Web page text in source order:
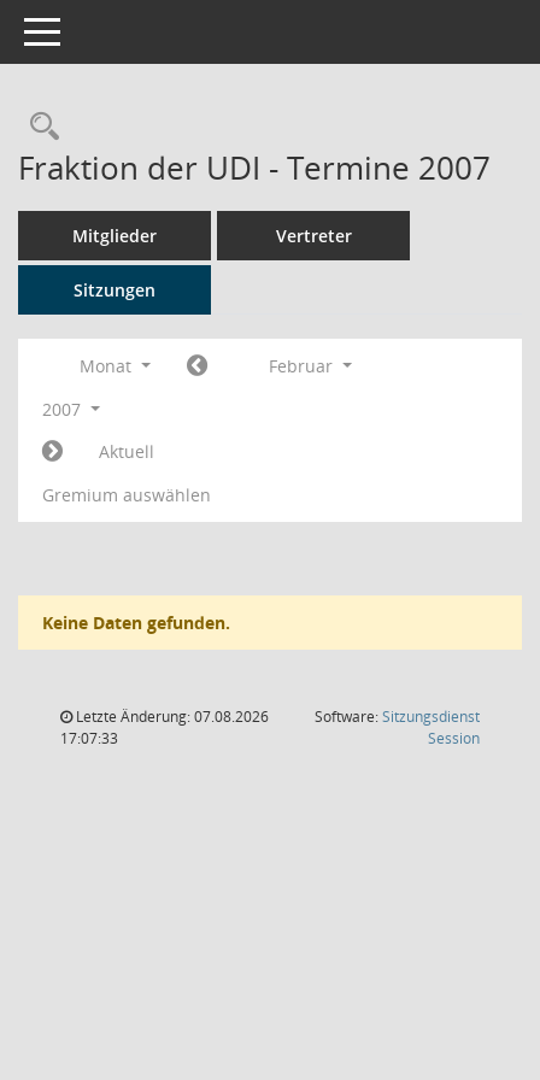
Toggle navigation
Rechercheauswahl
Fraktion der UDI - Termine 2007
Mitglieder Vertreter
Sitzungen
Monat
Februar
2007
Aktuell
Gremium auswählen
Keine Daten gefunden.
Letzte Änderung: 07.08.2026
17:07:33
Software:Sitzungsdienst
Session(Wird in